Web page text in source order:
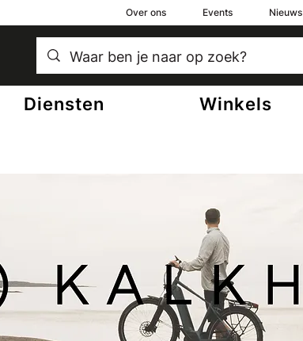
Over ons Events Nieuws
Diensten Winkels